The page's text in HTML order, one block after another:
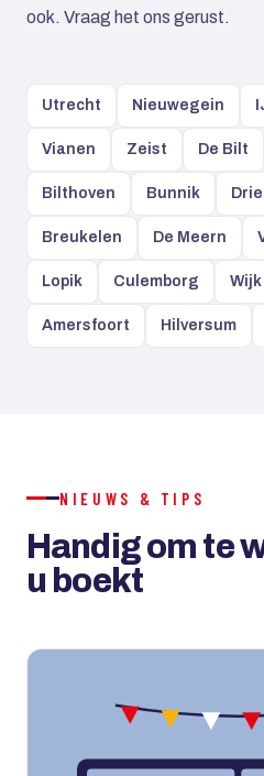
ook. Vraag het ons gerust.
Utrecht Nieuwegein
Vianen Zeist De Bilt
Bilthoven Bunnik
Breukelen De Meern
Lopik Culemborg
Amersfoort Hilversum
NIEUWS & TIPS
Handig om te
u boekt